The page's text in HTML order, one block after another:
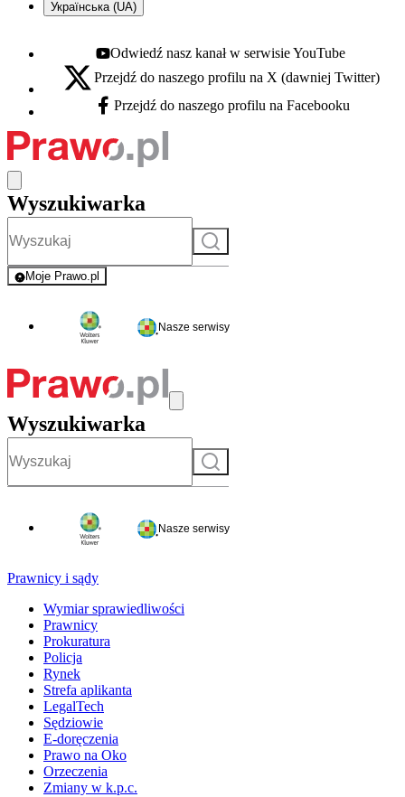
Українська (UA)
Youtube - otwiera się w nowej karcie
Odwiedź nasz kanał w serwisie YouTube
X - otwiera się w nowej karcie
Przejdź do naszego profilu na X (dawniej Twitter)
Facebook - otwiera się w nowej karcie
Przejdź do naszego profilu na Facebooku
Wyszukiwarka
Szukaj
Moje Prawo.pl
- rejestracja i logowanie do serwisu
Nasze serwisy
Wyszukiwarka
Szukaj
Nasze serwisy
Prawnicy i sądy
Wymiar sprawiedliwości
Prawnicy
Prokuratura
Policja
Rynek
Strefa aplikanta
LegalTech
Sędziowie
E-doręczenia
Prawo na Oko
Orzeczenia
Zmiany w k.p.c.